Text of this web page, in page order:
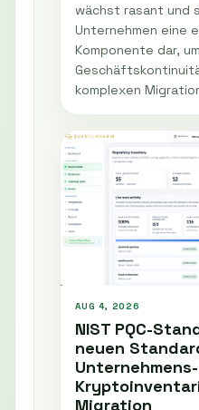
wächst rasant und
Unternehmen eine
Komponente dar,
komplexen
AUG 4, 2026
NIST PQC-
neuen
Unternehmens-
Migration